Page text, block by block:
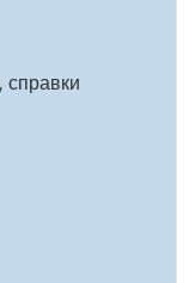
справки